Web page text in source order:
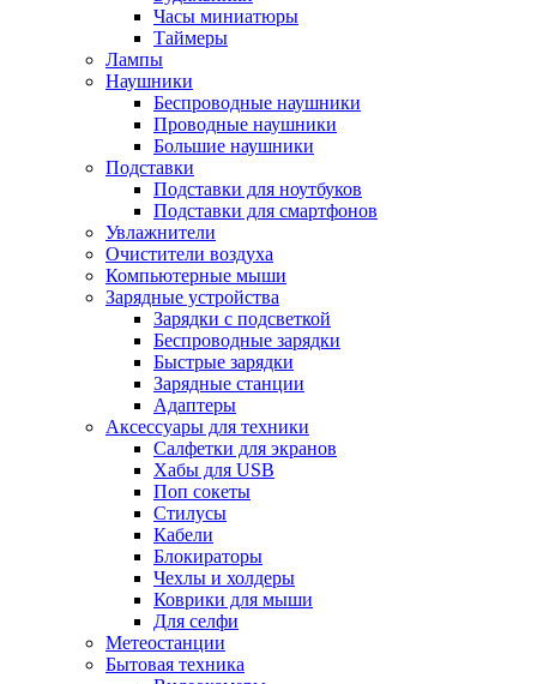
Часы миниатюры
Таймеры
Лампы
Наушники
Беспроводные наушники
Проводные наушники
Большие наушники
Подставки
Подставки для ноутбуков
Подставки для смартфонов
Увлажнители
Очистители воздуха
Компьютерные мыши
Зарядные устройства
Зарядки с подсветкой
Беспроводные зарядки
Быстрые зарядки
Зарядные станции
Адаптеры
Аксессуары для техники
Салфетки для экранов
Хабы для USB
Поп сокеты
Стилусы
Кабели
Блокираторы
Чехлы и холдеры
Коврики для мыши
Для селфи
Метеостанции
Бытовая техника